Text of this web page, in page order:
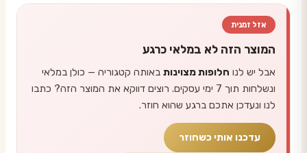
אזל זמנית
המוצר הזה לא במלאי כרגע
אבל יש לנו חלופות מצוינות באותה קטגוריה — כולן במלאי
ונשלחות תוך 7 ימי עסקים. רוצים דווקא את המוצר הזה? כתבו
לנו ונעדכן אתכם ברגע שהוא חוזר.
עדכנו אותי כשחוזר